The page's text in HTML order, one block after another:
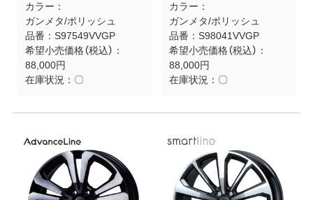
カラー：
ガンメタ/ポリッシュ
品番： S97549VVGP
希望小売価格（税込）：
88,000円
在庫状況： 〇
カラー：
ガンメタ/ポリッシュ
品番： S98041VVGP
希望小売価格（税込）：
88,000円
在庫状況： 〇